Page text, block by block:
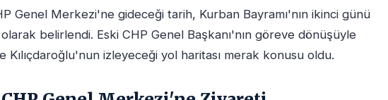
Genel Merkezi'ne gideceği tarih, Kurban Bayramı'nın ikinci günü
olarak belirlendi. Eski CHP Genel Başkanı'nın göreve dönüşüyle
izleyeceği yol haritası merak konusu oldu.